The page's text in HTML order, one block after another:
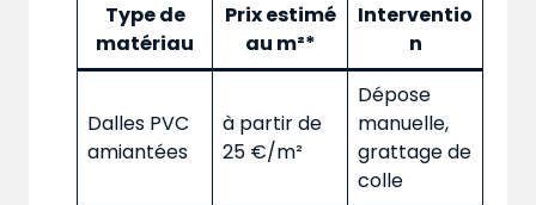
Type de
matériau
Prix estimé
au m²*
Interventio
n
Dalles PVC
amiantées
à partir de
25 €/m²
Dépose
manuelle,
grattage de
colle